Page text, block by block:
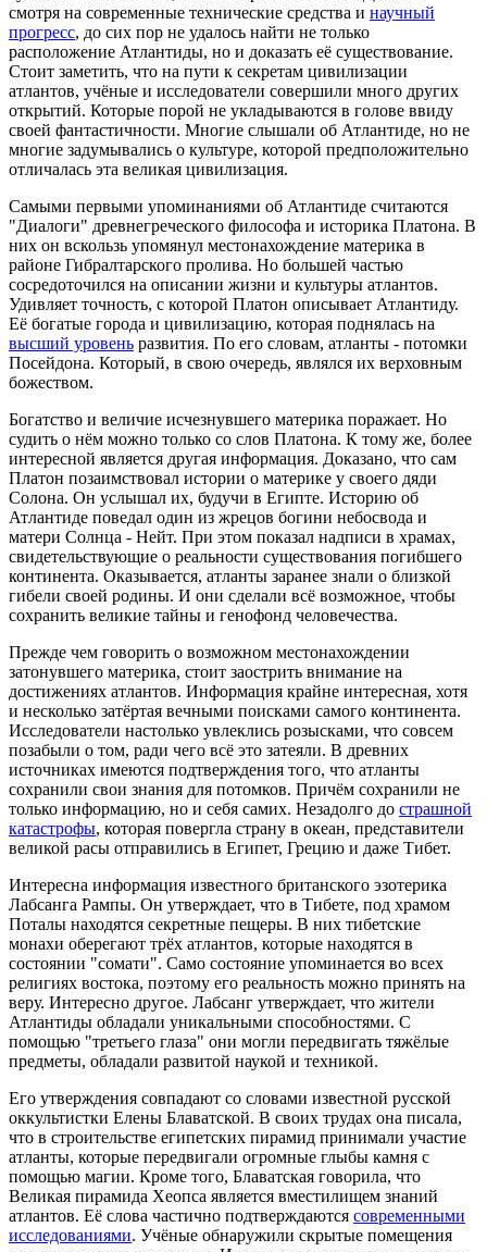
смотря на современные технические средства и научный
прогресс, до сих пор не удалось найти не только
расположение Атлантиды, но и доказать её существование.
Стоит заметить, что на пути к секретам цивилизации
атлантов, учёные и исследователи совершили много других
открытий. Которые порой не укладываются в голове ввиду
своей фантастичности. Многие слышали об Атлантиде, но не
многие задумывались о культуре, которой предположительно
отличалась эта великая цивилизация.
Самыми первыми упоминаниями об Атлантиде считаются
"Диалоги" древнегреческого философа и историка Платона. В
них он вскользь упомянул местонахождение материка в
районе Гибралтарского пролива. Но большей частью
сосредоточился на описании жизни и культуры атлантов.
Удивляет точность, с которой Платон описывает Атлантиду.
Её богатые города и цивилизацию, которая поднялась на
высший уровень развития. По его словам, атланты - потомки
Посейдона. Который, в свою очередь, являлся их верховным
божеством.
Богатство и величие исчезнувшего материка поражает. Но
судить о нём можно только со слов Платона. К тому же, более
интересной является другая информация. Доказано, что сам
Платон позаимствовал истории о материке у своего дяди
Солона. Он услышал их, будучи в Египте. Историю об
Атлантиде поведал один из жрецов богини небосвода и
матери Солнца - Нейт. При этом показал надписи в храмах,
свидетельствующие о реальности существования погибшего
континента. Оказывается, атланты заранее знали о близкой
гибели своей родины. И они сделали всё возможное, чтобы
сохранить великие тайны и генофонд человечества.
Прежде чем говорить о возможном местонахождении
затонувшего материка, стоит заострить внимание на
достижениях атлантов. Информация крайне интересная, хотя
и несколько затёртая вечными поисками самого континента.
Исследователи настолько увлеклись розысками, что совсем
позабыли о том, ради чего всё это затеяли. В древних
источниках имеются подтверждения того, что атланты
сохранили свои знания для потомков. Причём сохранили не
только информацию, но и себя самих. Незадолго до страшной
катастрофы, которая повергла страну в океан, представители
великой расы отправились в Египет, Грецию и даже Тибет.
Интересна информация известного британского эзотерика
Лабсанга Рампы. Он утверждает, что в Тибете, под храмом
Поталы находятся секретные пещеры. В них тибетские
монахи оберегают трёх атлантов, которые находятся в
состоянии "сомати". Само состояние упоминается во всех
религиях востока, поэтому его реальность можно принять на
веру. Интересно другое. Лабсанг утверждает, что жители
Атлантиды обладали уникальными способностями. С
помощью "третьего глаза" они могли передвигать тяжёлые
предметы, обладали развитой наукой и техникой.
Его утверждения совпадают со словами известной русской
оккультистки Елены Блаватской. В своих трудах она писала,
что в строительстве египетских пирамид принимали участие
атланты, которые передвигали огромные глыбы камня с
помощью магии. Кроме того, Блаватская говорила, что
Великая пирамида Хеопса является вместилищем знаний
атлантов. Её слова частично подтверждаются современными
исследованиями. Учёные обнаружили скрытые помещения